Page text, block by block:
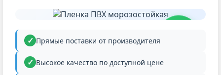
Прямые поставки от производителя
Высокое качество по доступной цене